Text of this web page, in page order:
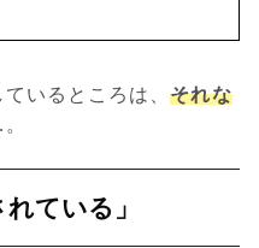
いるところは、それな
ている」